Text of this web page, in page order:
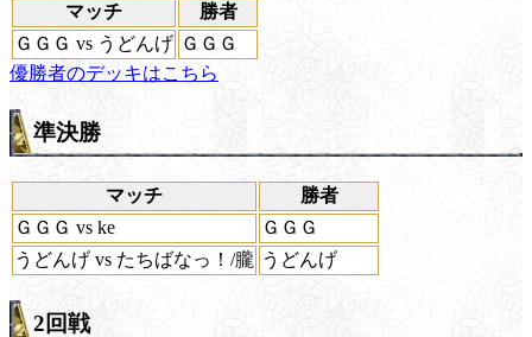
マッチ
勝者
ＧＧＧ vs うどんげ ＧＧＧ
優勝者のデッキはこちら
準決勝
マッチ
勝者
ＧＧＧ vs ke
ＧＧＧ
うどんげ vs たちばなっ！/朧 うどんげ
2回戦